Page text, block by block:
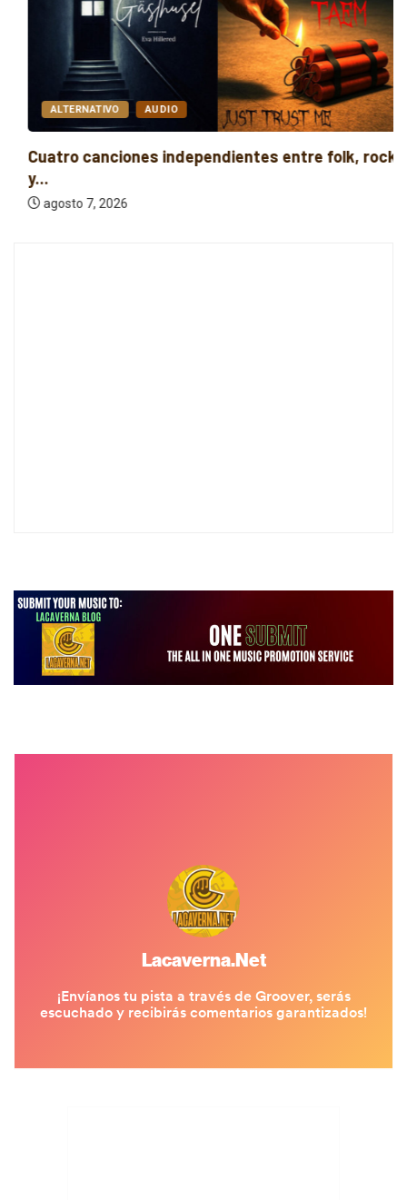
ALTERNATIVO AUDIO
Cuatro canciones independientes entre folk, rock
y...
agosto 7, 2026